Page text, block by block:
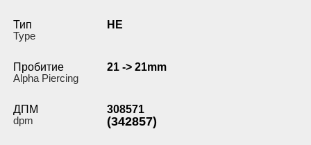
Тип
Type
HE
Пробитие
Alpha Piercing
21 -> 21mm
ДПМ
dpm
308571
(342857)